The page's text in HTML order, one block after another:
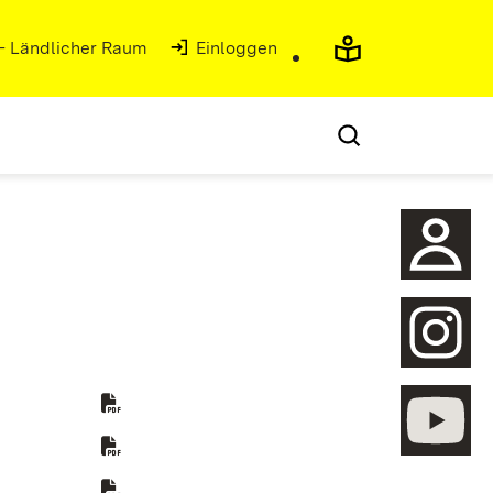
Ländlicher Raum Einloggen
öffnen